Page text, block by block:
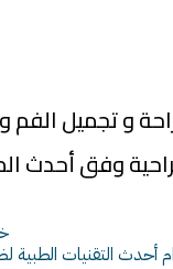
طب و جراحة و
وفق أحدث
التقنيات الطبية